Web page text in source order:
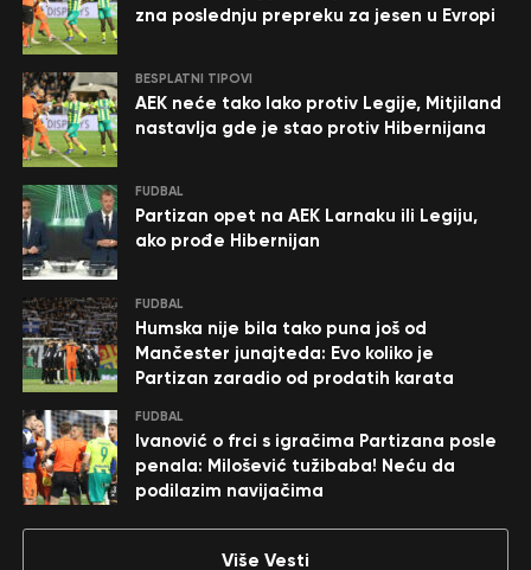
zna poslednju prepreku za jesen u Evropi
BESPLATNI TIPOVI
AEK neće tako lako protiv Legije, Mitjiland
nastavlja gde je stao protiv Hibernijana
FUDBAL
Partizan opet na AEK Larnaku ili Legiju,
ako prođe Hibernijan
FUDBAL
Humska nije bila tako puna još od
Mančester junajteda: Evo koliko je
Partizan zaradio od prodatih karata
FUDBAL
Ivanović o frci s igračima Partizana posle
penala: Milošević tužibaba! Neću da
podilazim navijačima
Više Vesti